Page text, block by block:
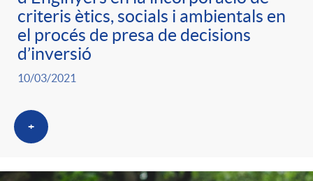
criteris ètics, socials i ambientals en
el procés de presa de decisions
d’inversió
10/03/2021
+